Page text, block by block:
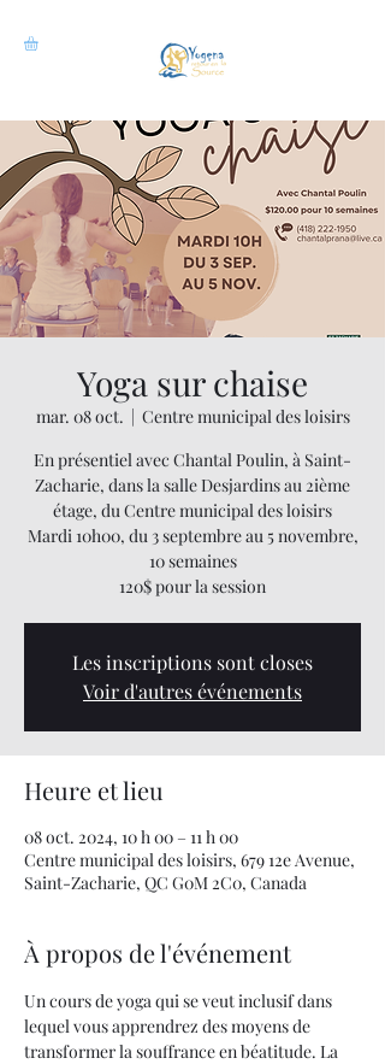
Yoga sur chaise
mar. 08 oct.
  |
Centre municipal des loisirs
En présentiel avec Chantal Poulin, à Saint-
Zacharie, dans la salle Desjardins au 2ième
étage, du Centre municipal des loisirs
Mardi 10h00, du 3 septembre au 5 novembre,
10 semaines
120$ pour la session
Les inscriptions sont closes
Voir d'autres événements
Heure et lieu
08 oct. 2024, 10 h 00 – 11 h 00
Centre municipal des loisirs, 679 12e Avenue,
Saint-Zacharie, QC G0M 2C0, Canada
À propos de l'événement
Un cours de yoga qui se veut inclusif dans
lequel vous apprendrez des moyens de
transformer la souffrance en béatitude. La